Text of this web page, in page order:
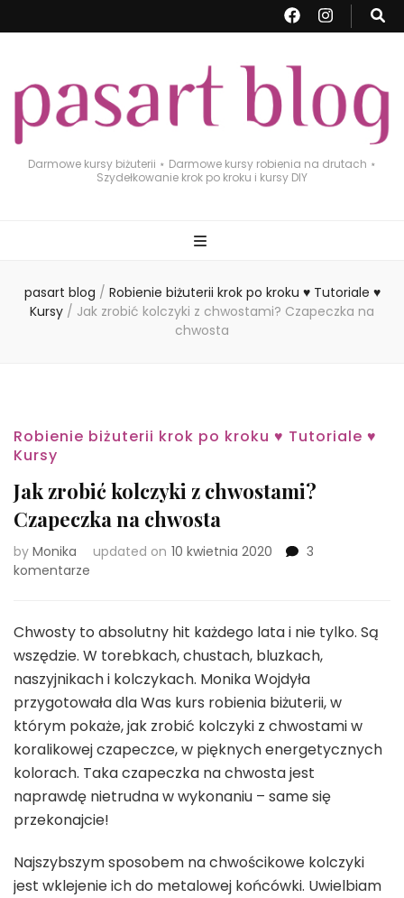
Darmowe kursy biżuterii ⋆ Darmowe kursy robienia na drutach ⋆
Szydełkowanie krok po kroku i kursy DIY
pasart blog / Robienie biżuterii krok po kroku ♥ Tutoriale ♥
Kursy / Jak zrobić kolczyki z chwostami? Czapeczka na
chwosta
Robienie biżuterii krok po kroku ♥ Tutoriale ♥
Kursy
Jak zrobić kolczyki z chwostami?
Czapeczka na chwosta
by Monika updated on 10 kwietnia 2020
3
komentarze
kolczyki
chwostami?
Czapeczka
na
chwosta
Chwosty to absolutny hit każdego lata i nie tylko. Są
wszędzie. W torebkach, chustach, bluzkach,
naszyjnikach i kolczykach. Monika Wojdyła
przygotowała dla Was kurs robienia biżuterii, w
którym pokaże, jak zrobić kolczyki z chwostami w
koralikowej czapeczce, w pięknych energetycznych
kolorach. Taka czapeczka na chwosta jest
naprawdę nietrudna w wykonaniu – same się
przekonajcie!
Najszybszym sposobem na chwościkowe kolczyki
jest wklejenie ich do metalowej końcówki. Uwielbiam